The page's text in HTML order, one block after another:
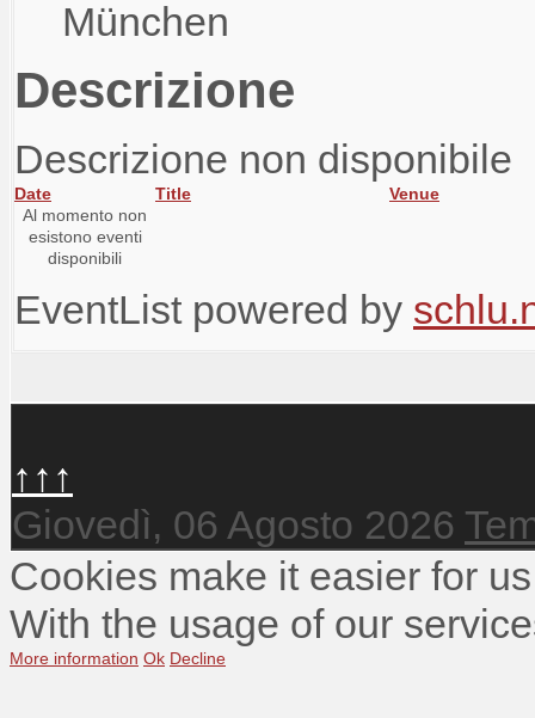
München
Descrizione
Descrizione non disponibile
Date Title
Venue
Al momento non
esistono eventi
disponibili
EventList powered by
↑↑↑
Giovedì, 06 Agosto 2026
Cookies make it easier for
With the usage of our
More information Ok Decline